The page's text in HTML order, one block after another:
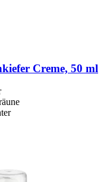
Creme, 50 ml